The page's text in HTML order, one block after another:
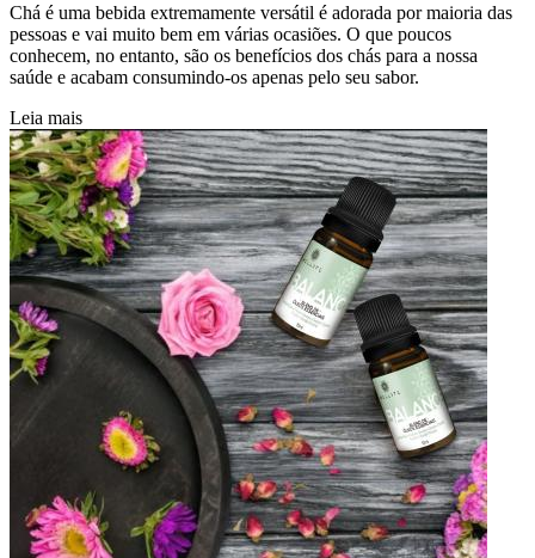
Chá é uma bebida extremamente versátil é adorada por maioria das
pessoas e vai muito bem em várias ocasiões. O que poucos
conhecem, no entanto, são os benefícios dos chás para a nossa
saúde e acabam consumindo-os apenas pelo seu sabor.
Leia mais